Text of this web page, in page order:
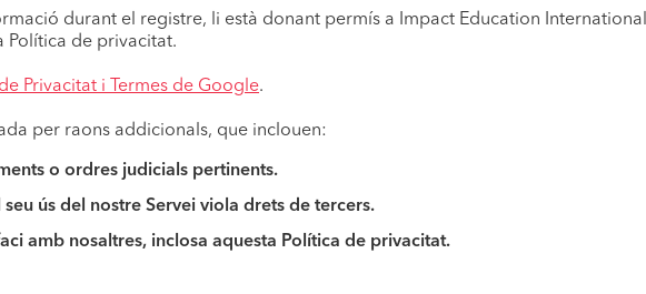
durant el registre, li està donant permís a Impact Education
de privacitat.
Privacitat i Termes de Google.
per raons addicionals, que inclouen:
o ordres judicials pertinents.
ús del nostre Servei viola drets de tercers.
amb nosaltres, inclosa aquesta Política de privacitat.